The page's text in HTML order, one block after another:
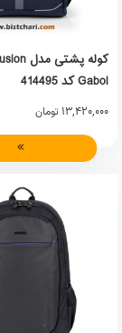
Gabol کد 414495
13,420,000 تومان